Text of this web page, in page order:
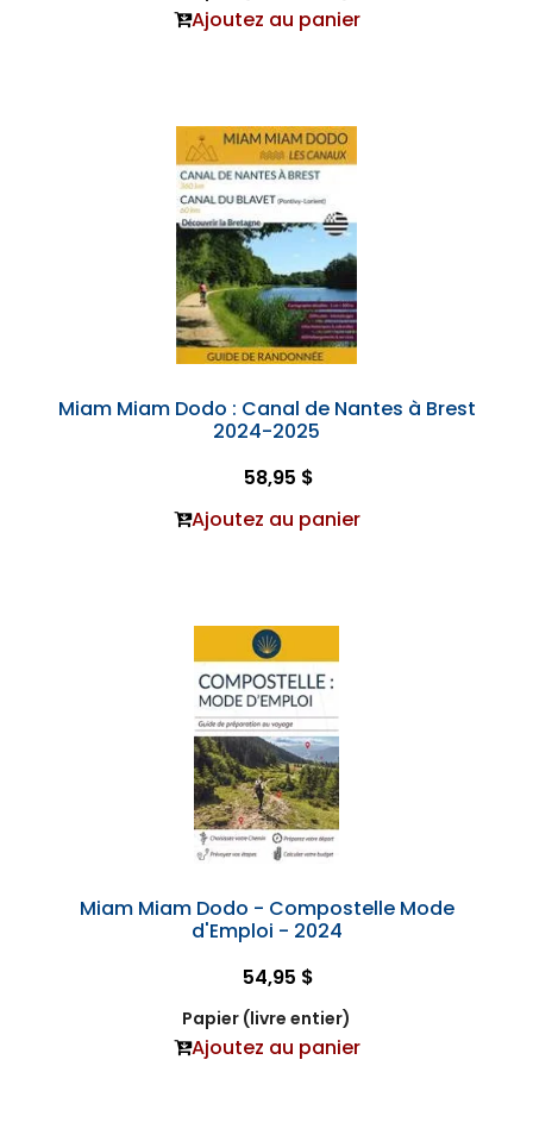
Ajoutez au panier
Miam Miam Dodo : Canal de Nantes à Brest
2024-2025
58,95 $
Ajoutez au panier
Miam Miam Dodo - Compostelle Mode
d'Emploi - 2024
54,95 $
Papier (livre entier)
Ajoutez au panier